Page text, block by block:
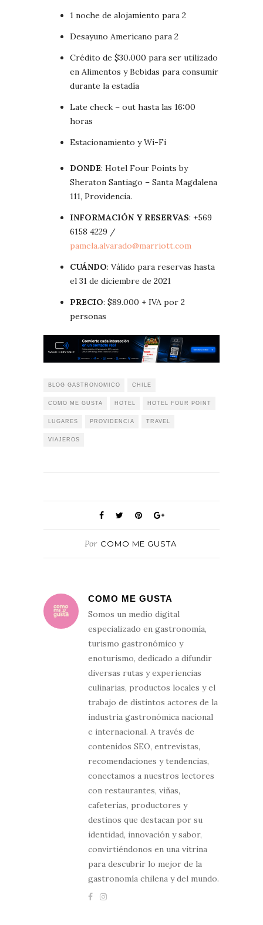
1 noche de alojamiento para 2
Desayuno Americano para 2
Crédito de $30.000 para ser utilizado
en Alimentos y Bebidas para consumir
durante la estadía
Late check – out hasta las 16:00
horas
Estacionamiento y Wi-Fi
DONDE: Hotel Four Points by
Sheraton Santiago – Santa Magdalena
111, Providencia.
INFORMACIÓN Y RESERVAS: +569
6158 4229 /
pamela.alvarado@marriott.com
CUÁNDO: Válido para reservas hasta
el 31 de diciembre de 2021
PRECIO: $89.000 + IVA por 2
personas
BLOG GASTRONOMICO CHILE
COMO ME GUSTA HOTEL HOTEL FOUR POINT
LUGARES PROVIDENCIA TRAVEL
VIAJEROS
Por COMO ME GUSTA
COMO ME GUSTA
Somos un medio digital
especializado en gastronomía,
turismo gastronómico y
enoturismo, dedicado a difundir
diversas rutas y experiencias
culinarias, productos locales y el
trabajo de distintos actores de la
industria gastronómica nacional
e internacional. A través de
contenidos SEO, entrevistas,
recomendaciones y tendencias,
conectamos a nuestros lectores
con restaurantes, viñas,
cafeterías, productores y
destinos que destacan por su
identidad, innovación y sabor,
convirtiéndonos en una vitrina
para descubrir lo mejor de la
gastronomía chilena y del mundo.